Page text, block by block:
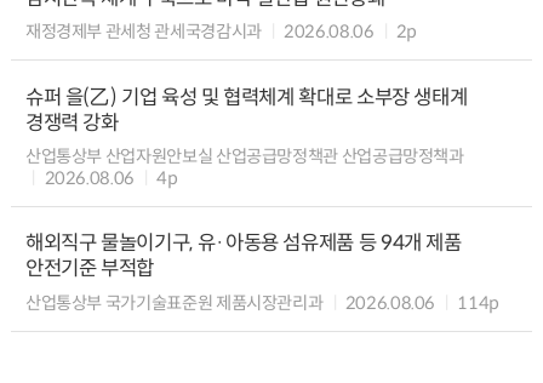
재정경제부 관세청 관세국경감시과 2026.08.06 2p
슈퍼 을(乙) 기업 육성 및 협력체계 확대로 소부장 생태계
경쟁력 강화
산업통상부 산업자원안보실 산업공급망정책관 산업공급망정책과
2026.08.06
4p
해외직구 물놀이기구, 유·아동용 섬유제품 등 94개 제품
안전기준 부적합
산업통상부 국가기술표준원 제품시장관리과 2026.08.06 114p